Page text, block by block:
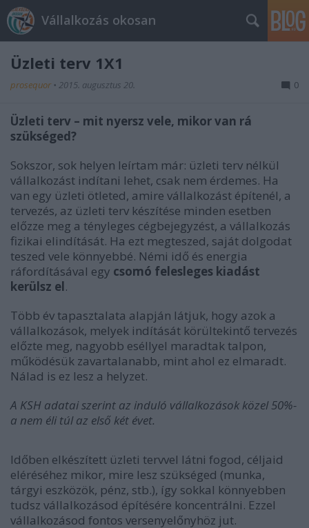
Vállalkozás okosan
Üzleti terv 1X1
prosequor • 2015. augusztus 20. 0
Üzleti terv – mit nyersz vele, mikor van rá
szükséged?
Sokszor, sok helyen leírtam már: üzleti terv nélkül
vállalkozást indítani lehet, csak nem érdemes. Ha
van egy üzleti ötleted, amire vállalkozást építenél, a
tervezés, az üzleti terv készítése minden esetben
előzze meg a tényleges cégbejegyzést, a vállalkozás
fizikai elindítását. Ha ezt megteszed, saját dolgodat
teszed vele könnyebbé. Némi idő és energia
ráfordításával egy csomó felesleges kiadást
kerülsz el.
Több év tapasztalata alapján látjuk, hogy azok a
vállalkozások, melyek indítását körültekintő tervezés
előzte meg, nagyobb eséllyel maradtak talpon,
működésük zavartalanabb, mint ahol ez elmaradt.
Nálad is ez lesz a helyzet.
A KSH adatai szerint az induló vállalkozások közel 50%-
a nem éli túl az első két évet.
Időben elkészített üzleti tervvel látni fogod, céljaid
eléréséhez mikor, mire lesz szükséged (munka,
tárgyi eszközök, pénz, stb.), így sokkal könnyebben
tudsz vállalkozásod építésére koncentrálni. Ezzel
vállalkozásod fontos versenyelőnyhöz jut.